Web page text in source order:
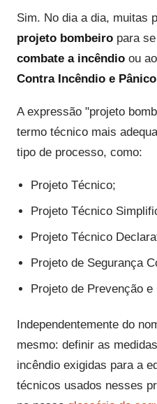
Sim. No dia a dia, muitas
projeto bombeiro para
combate a incêndio ou ao
Contra Incêndio e Pânico
A expressão "projeto
termo técnico mais
tipo de processo, como:
Projeto Técnico;
Projeto Técnico
Projeto Técnico
Projeto de Segurança
Projeto de Prevenção
Independentemente do
mesmo: definir as
incêndio exigidas para a
técnicos usados nesses